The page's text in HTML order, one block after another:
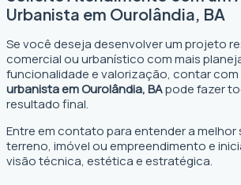
Urbanista em Ourolândia, BA
Se você deseja desenvolver um projeto
comercial ou urbanístico com mais
funcionalidade e valorização, contar com
urbanista em Ourolândia, BApode fazer
resultado final.
Entre em contato para entender a melhor
terreno, imóvel ou empreendimento e
visão técnica, estética e estratégica.